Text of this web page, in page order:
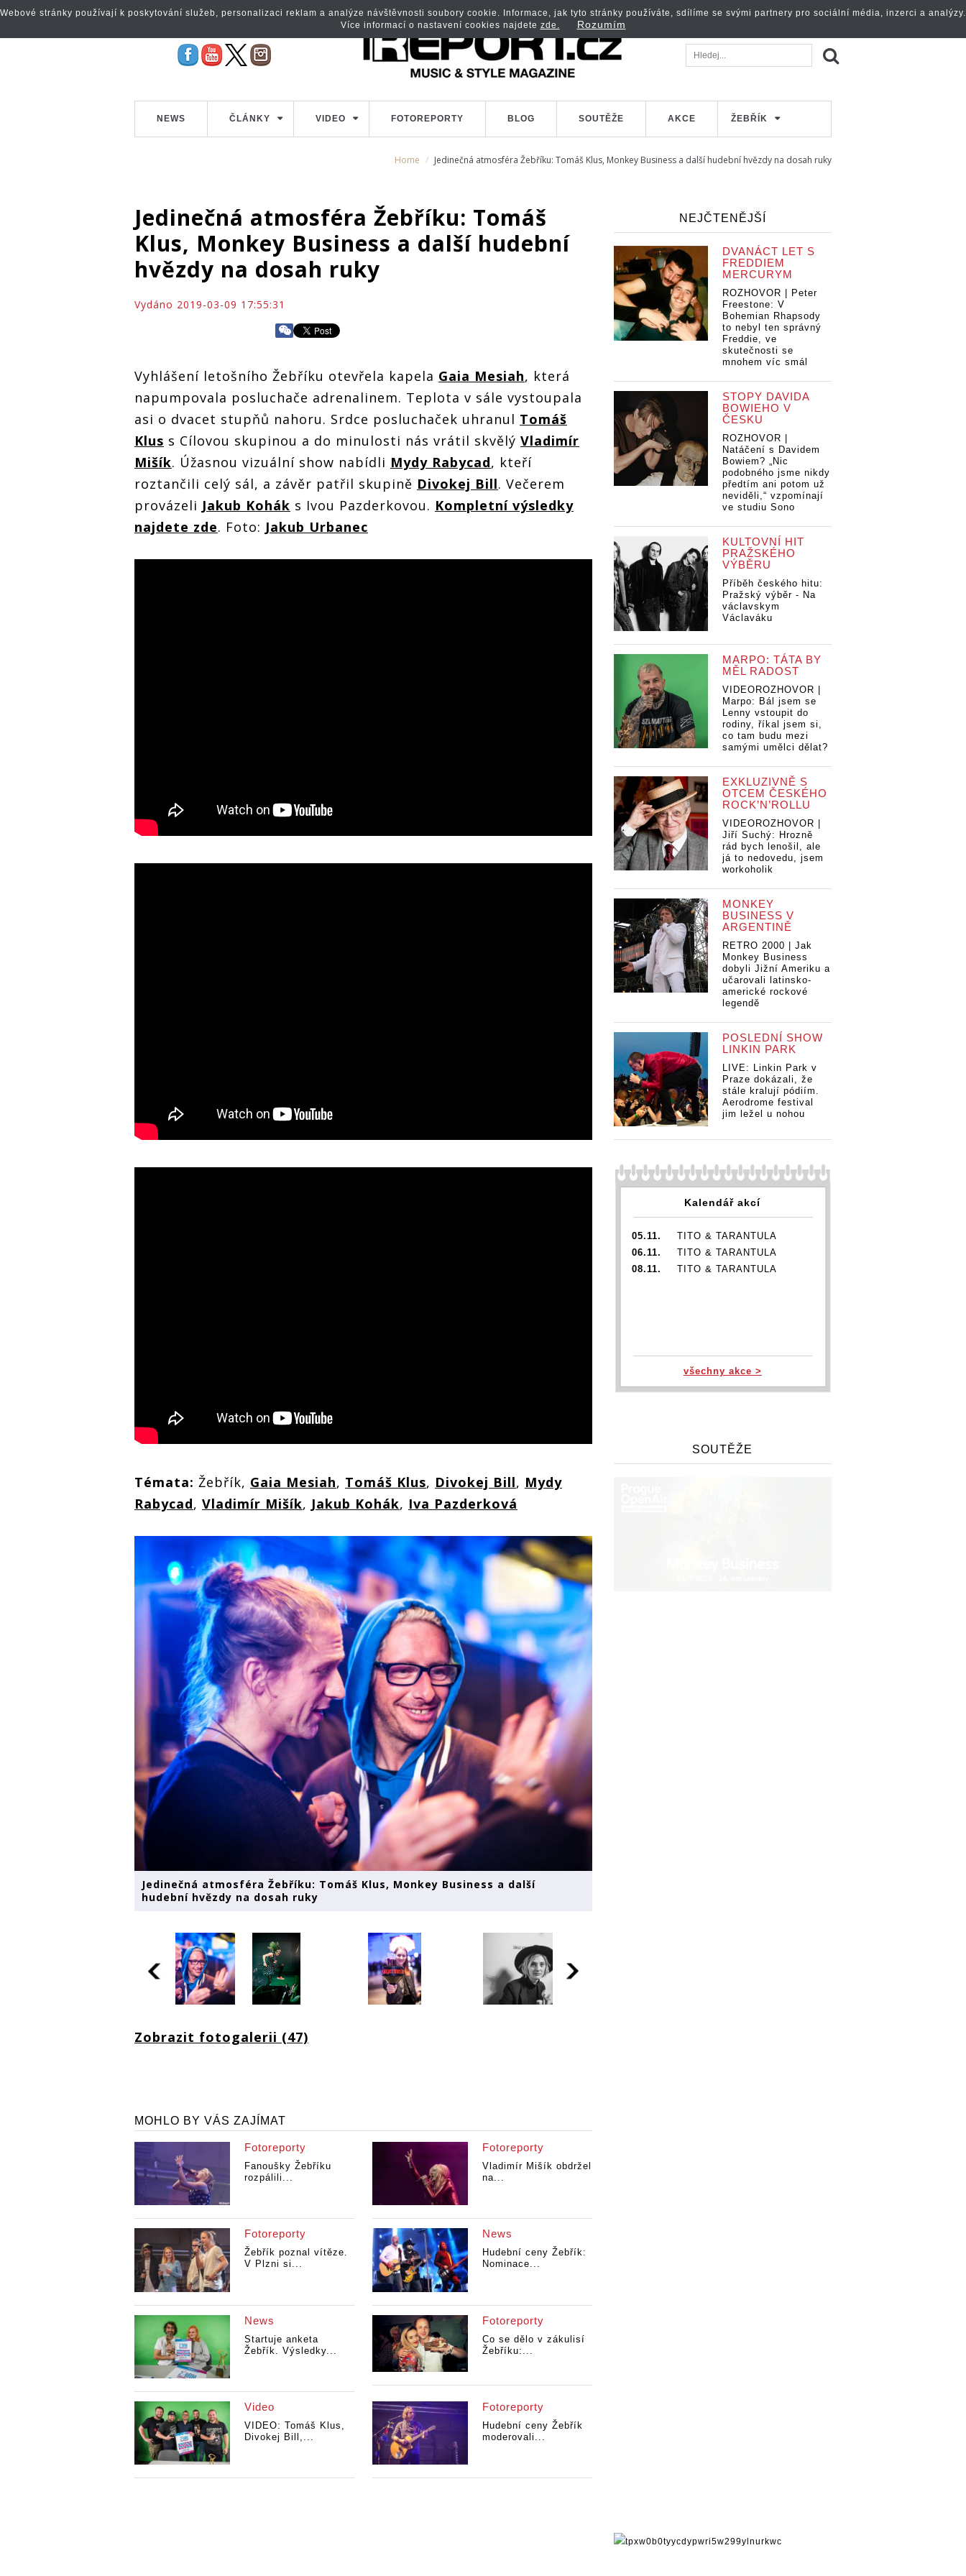
NEWS ČLÁNKY VIDEO FOTOREPORTY BLOG SOUTĚŽE AKCE ŽEBŘÍK
Home Jedinečná atmosféra Žebříku: Tomáš Klus, Monkey Business a další hudební hvězdy na dosah ruky
Jedinečná atmosféra Žebříku: Tomáš
Klus, Monkey Business a další hudební
hvězdy na dosah ruky
Vydáno 2019-03-09 17:55:31
Vyhlášení letošního Žebříku otevřela kapela Gaia Mesiah, která
napumpovala posluchače adrenalinem. Teplota v sále vystoupala
asi o dvacet stupňů nahoru. Srdce posluchaček uhranul Tomáš
Klus s Cílovou skupinou a do minulosti nás vrátil skvělý Vladimír
Mišík. Úžasnou vizuální show nabídli Mydy Rabycad, kteří
roztančili celý sál, a závěr patřil skupině Divokej Bill. Večerem
provázeli Jakub Kohák s Ivou Pazderkovou. Kompletní výsledky
najdete zde. Foto: Jakub Urbanec
Témata: Žebřík, Gaia Mesiah, Tomáš Klus, Divokej Bill, Mydy
Rabycad, Vladimír Mišík, Jakub Kohák, Iva Pazderková
Jedinečná atmosféra Žebříku: Tomáš Klus, Monkey Business a další
hudební hvězdy na dosah ruky
Zobrazit fotogalerii (47)
MOHLO BY VÁS ZAJÍMAT
Fotoreporty
Fanoušky Žebříku
rozpálili...
Fotoreporty
Vladimír Mišík obdržel
na...
Fotoreporty
Žebřík poznal vítěze.
V Plzni si...
News
Hudební ceny Žebřík:
Nominace...
News
Startuje anketa
Žebřík. Výsledky...
Fotoreporty
Co se dělo v zákulisí
Žebříku:...
Video
VIDEO: Tomáš Klus,
Divokej Bill,...
Fotoreporty
Hudební ceny Žebřík
moderovali...
NEJČTENĚJŠÍ
DVANÁCT LET S
FREDDIEM
MERCURYM
ROZHOVOR | Peter
Freestone: V
Bohemian Rhapsody
to nebyl ten správný
Freddie, ve
skutečnosti se
mnohem víc smál
STOPY DAVIDA
BOWIEHO V
ČESKU
ROZHOVOR |
Natáčení s Davidem
Bowiem? „Nic
podobného jsme nikdy
předtím ani potom už
neviděli,“ vzpomínají
ve studiu Sono
KULTOVNÍ HIT
PRAŽSKÉHO
VÝBĚRU
Příběh českého hitu:
Pražský výběr - Na
václavskym
Václaváku
MARPO: TÁTA BY
MĚL RADOST
VIDEOROZHOVOR |
Marpo: Bál jsem se
Lenny vstoupit do
rodiny, říkal jsem si,
co tam budu mezi
samými umělci dělat?
EXKLUZIVNĚ S
OTCEM ČESKÉHO
ROCK’N’ROLLU
VIDEOROZHOVOR |
Jiří Suchý: Hrozně
rád bych lenošil, ale
já to nedovedu, jsem
workoholik
MONKEY
BUSINESS V
ARGENTINĚ
RETRO 2000 | Jak
Monkey Business
dobyli Jižní Ameriku a
učarovali latinsko-
americké rockové
legendě
POSLEDNÍ SHOW
LINKIN PARK
LIVE: Linkin Park v
Praze dokázali, že
stále kralují pódiím.
Aerodrome festival
jim ležel u nohou
Kalendář akcí
05.11.
TITO & TARANTULA
06.11.
TITO & TARANTULA
08.11.
TITO & TARANTULA
všechny akce >
SOUTĚŽE
Webové stránky používají k poskytování služeb, personalizaci reklam a analýze návštěvnosti soubory cookie. Informace, jak tyto stránky používáte, sdílíme se svými partnery pro sociální média, inzerci a analýzy.
Více informací o nastavení cookies najdete zde. Rozumím